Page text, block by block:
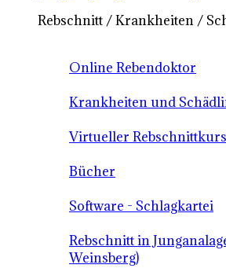
Rebschnitt / Krankheiten /
Online Rebendoktor
Krankheiten und
Virtueller Rebschnittkurs
Bücher
Software - Schlagkartei
Rebschnitt in
Weinsberg)